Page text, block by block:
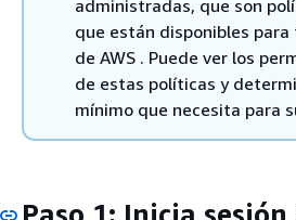
administradas, que son
que están disponibles
de AWS . Puede ver los
de estas políticas y
mínimo que necesita para